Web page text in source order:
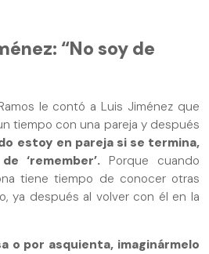
“No soy de
le contó a Luis Jiménez que
tiempo con una pareja y después
estoy en pareja si se termina,
‘remember’. Porque cuando
tiene tiempo de conocer otras
ya después al volver con él en la
o por asquienta, imaginármelo